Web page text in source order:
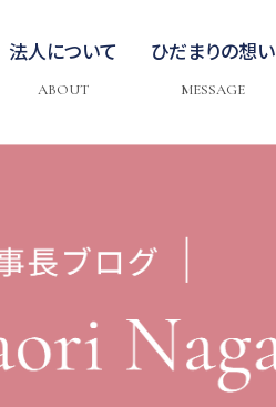
法人について
ABOUT
ひだまりの想い
MESSAGE